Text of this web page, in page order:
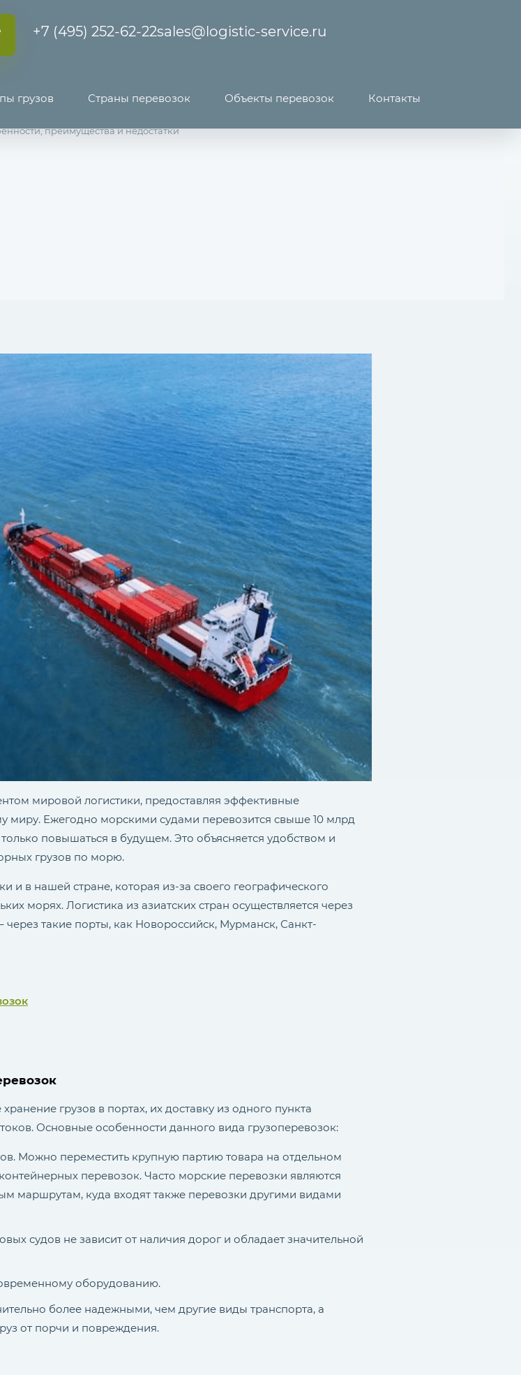
+7 (495) 252-62-22sales@logistic-service.ru
грузов Страны перевозок Объекты перевозок Контакты
преимущества и недостатки
мировой логистики, предоставляя эффективные
миру. Ежегодно морскими судами перевозится свыше 10 млрд
повышаться в будущем. Это объясняется удобством и
грузов по морю.
и в нашей стране, которая из-за своего географического
морях. Логистика из азиатских стран осуществляется через
через такие порты, как Новороссийск, Мурманск, Санкт-
грузов в портах, их доставку из одного пункта
Основные особенности данного вида грузоперевозок:
Можно переместить крупную партию товара на отдельном
перевозок. Часто морские перевозки являются
маршрутам, куда входят также перевозки другими видами
судов не зависит от наличия дорог и обладает значительной
оборудованию.
более надежными, чем другие виды транспорта, а
от порчи и повреждения.